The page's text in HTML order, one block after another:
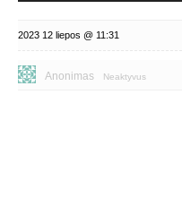
2023 12 liepos @ 11:31
Anonimas Neaktyvus